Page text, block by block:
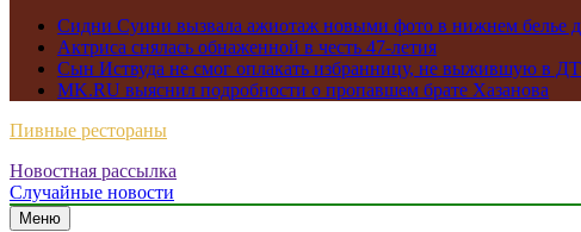
Сидни Суини вызвала ажиотаж новыми фото в нижнем белье
Актриса снялась обнаженной в честь 47-летия
Сын Иствуда не смог оплакать избранницу, не выжившую в
MK.RU выяснил подробности о пропавшем брате Хазанова
Пивные рестораны
Новостная рассылка
Случайные новости
Меню